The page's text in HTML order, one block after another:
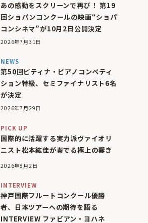
あの感動をスクリーンで再び！ 第19
回ショパンコンクールの映画“ショパ
コンシネマ”が10月2日公開決定
2026年7月31日
NEWS
第50回ピティナ・ピアノコンペティ
ション特級、セミファイナリスト6名
が決定
2026年7月29日
PICK UP
国際的に活躍する実力派ヴァイオリ
ニスト松本紘佳が奏でる極上の響き
2026年8月2日
INTERVIEW
神戸国際フルートコンクール優勝
者、日本ツアーへの期待を語る
INTERVIEW ファビアン・ヨハネ